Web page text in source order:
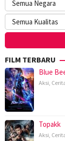
FILM TERBARU
Blue
Aksi,
Topakk
Aksi,